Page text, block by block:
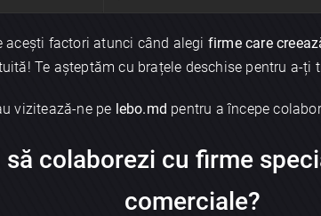
acești factori atunci când alegi firme care
Te așteptăm cu brațele deschise pentru a-ți
vizitează-ne pe lebo.md pentru a începe
să colaborezi cu firme
comerciale?